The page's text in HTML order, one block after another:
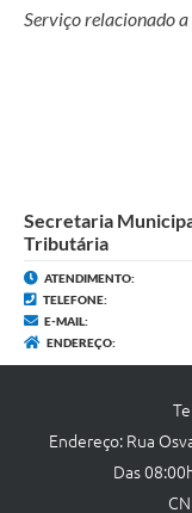
Agenda
Serviço relacionado
Secretaria
Tributária
ATENDIMENTO:
TELEFONE:
E-MAIL:
ENDEREÇO:
Endereço: Rua
Das